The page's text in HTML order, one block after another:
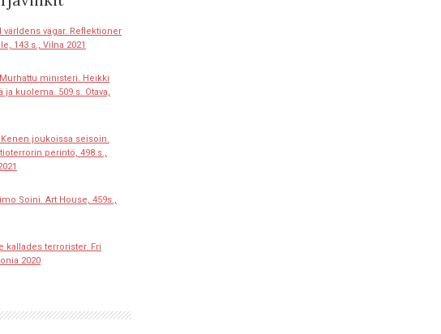
världens vägar. Reflektioner
143 s., Vilna 2021
ministeri. Heikki
ja kuolema. 509 s. Otava,
joukoissa seisoin.
perintö, 498 s.,
Soini. Art House, 459s.,
kallades terrorister. Fri
2020